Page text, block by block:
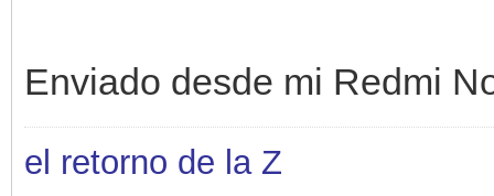
Enviado desde mi Redmi
el retorno de la Z